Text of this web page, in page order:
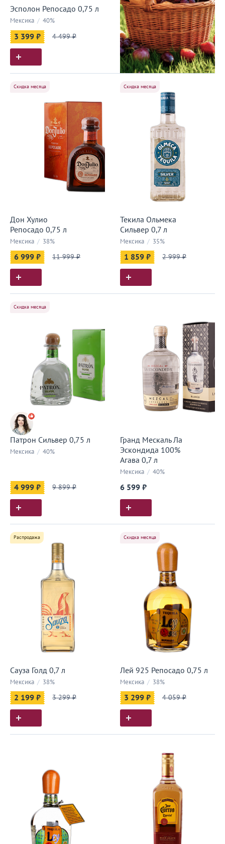
Эсполон Репосадо 0,75 л
Мексика / 40%
3 399 ₽ 4 499 ₽
Скидка месяца
Дон Хулио
Репосадо 0,75 л
Мексика / 38%
6 999 ₽ 11 999 ₽
Скидка месяца
Текила Ольмека
Сильвер 0,7 л
Мексика / 35%
1 859 ₽ 2 999 ₽
Скидка месяца
Патрон Сильвер 0,75 л
Мексика / 40%
4 999 ₽ 9 899 ₽
Гранд Мескаль Ла
Эскондида 100%
Агава 0,7 л
Мексика / 40%
6 599 ₽
Распродажа
Сауза Голд 0,7 л
Мексика / 38%
2 199 ₽ 3 299 ₽
Скидка месяца
Лей 925 Репосадо 0,75 л
Мексика / 38%
3 299 ₽ 4 059 ₽